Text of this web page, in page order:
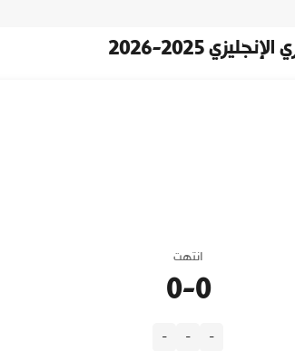
2025-2026
انتهت
0
-
0
-
-
-